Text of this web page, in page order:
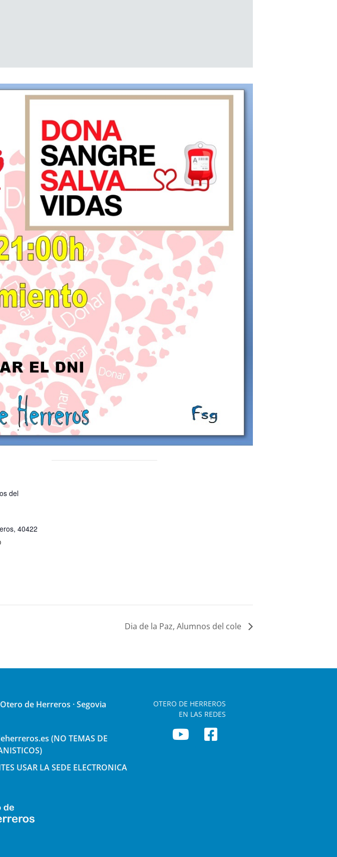
del
, 40422
Dia de la Paz, Alumnos del cole
de Herreros · Segovia
(NO TEMAS DE
USAR LA SEDE ELECTRONICA
OTERO DE HERREROS
EN LAS REDES